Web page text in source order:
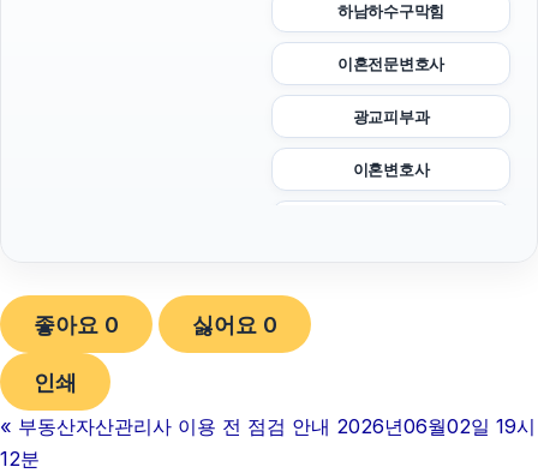
하남하수구막힘
이혼전문변호사
광교피부과
이혼변호사
이혼변호사
좋아요 0 싫어요 0
인쇄
« 부동산자산관리사 이용 전 점검 안내 2026년06월02일 19시
12분